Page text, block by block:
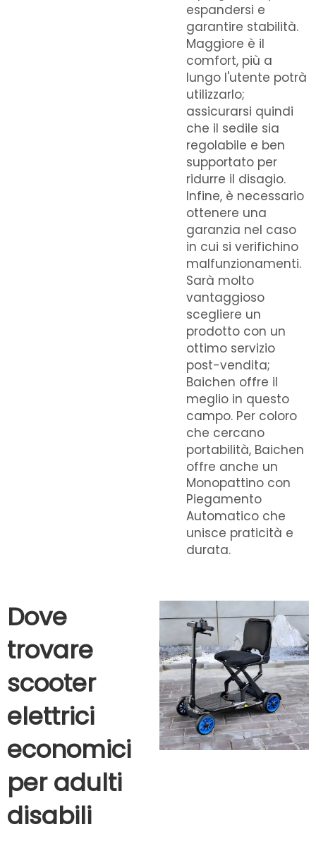
espandersi e
garantire stabilità.
Maggiore è il
comfort, più a
lungo l'utente potrà
utilizzarlo;
assicurarsi quindi
che il sedile sia
regolabile e ben
supportato per
ridurre il disagio.
Infine, è necessario
ottenere una
garanzia nel caso
in cui si verifichino
malfunzionamenti.
Sarà molto
vantaggioso
scegliere un
prodotto con un
ottimo servizio
post-vendita;
Baichen offre il
meglio in questo
campo. Per coloro
che cercano
portabilità, Baichen
offre anche un
Monopattino con
Piegamento
Automatico che
unisce praticità e
durata.
Dove
trovare
scooter
elettrici
economici
per adulti
disabili